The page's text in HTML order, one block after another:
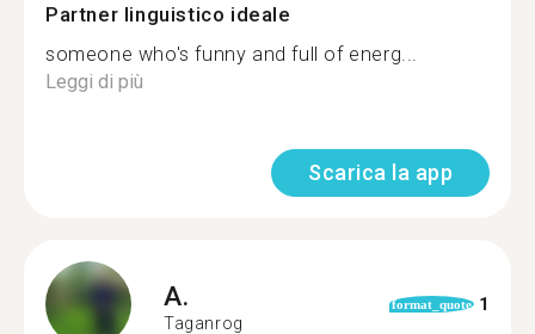
Partner linguistico ideale
someone who's funny and full of energ...
Leggi di più
Scarica la app
A.
Taganrog
format_quote 1